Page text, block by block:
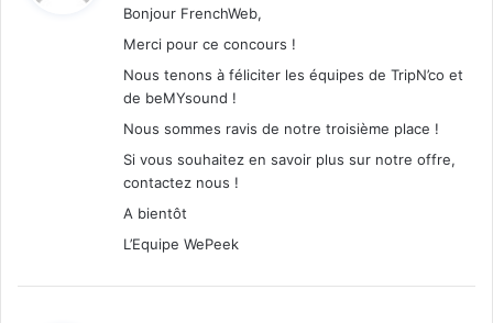
Bonjour FrenchWeb,
Merci pour ce concours !
Nous tenons à féliciter les équipes de TripN’co et
de beMYsound !
Nous sommes ravis de notre troisième place !
Si vous souhaitez en savoir plus sur notre offre,
contactez nous !
A bientôt
L’Equipe WePeek